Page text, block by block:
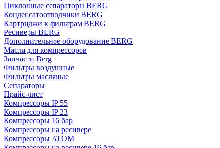
Циклонные сепараторы BERG
Конденсатоотводчики BERG
Картриджи к фильтрам BERG
Ресиверы BERG
Дополнительное оборудование BERG
Масла для компрессоров
Запчасти Berg
Фильтры воздушные
Фильтры масляные
Сепараторы
Прайс-лист
Компрессоры IP 55
Компрессоры IP 23
Компрессоры 16 бар
Компрессоры на ресивере
Компрессоры ATOM